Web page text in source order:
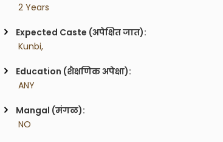
2 Years
Expected Caste (अपेक्षित जात):
Kunbi,
Education (शैक्षणिक अपेक्षा):
ANY
Mangal (मंगळ):
NO